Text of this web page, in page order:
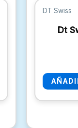
DT Swiss
Dt